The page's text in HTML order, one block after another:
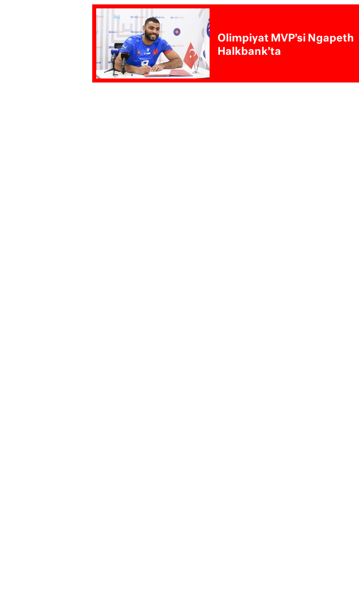
Olimpiyat MVP’si Ngapeth
Halkbank’ta